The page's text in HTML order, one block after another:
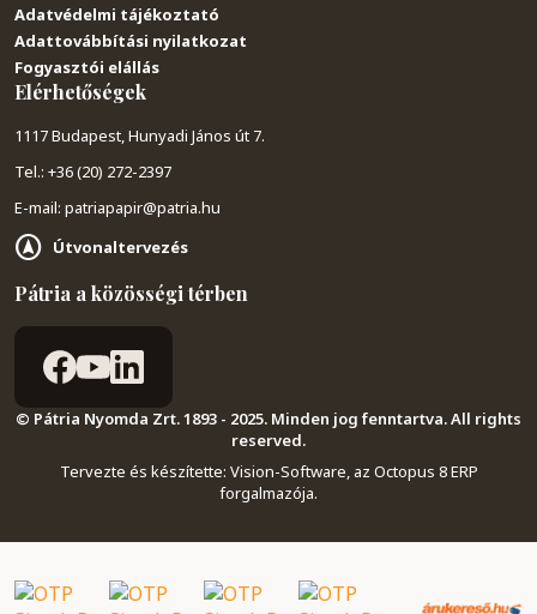
Adatvédelmi tájékoztató
Adattovábbítási nyilatkozat
Fogyasztói elállás
Elérhetőségek
1117 Budapest, Hunyadi János út 7.
Tel.: +36 (20) 272-2397
E-mail: patriapapir@patria.hu
Útvonaltervezés
Pátria a közösségi térben
© Pátria Nyomda Zrt. 1893 - 2025. Minden jog fenntartva. All rights
reserved.
Tervezte és készítette: Vision-Software, az Octopus 8 ERP
forgalmazója.